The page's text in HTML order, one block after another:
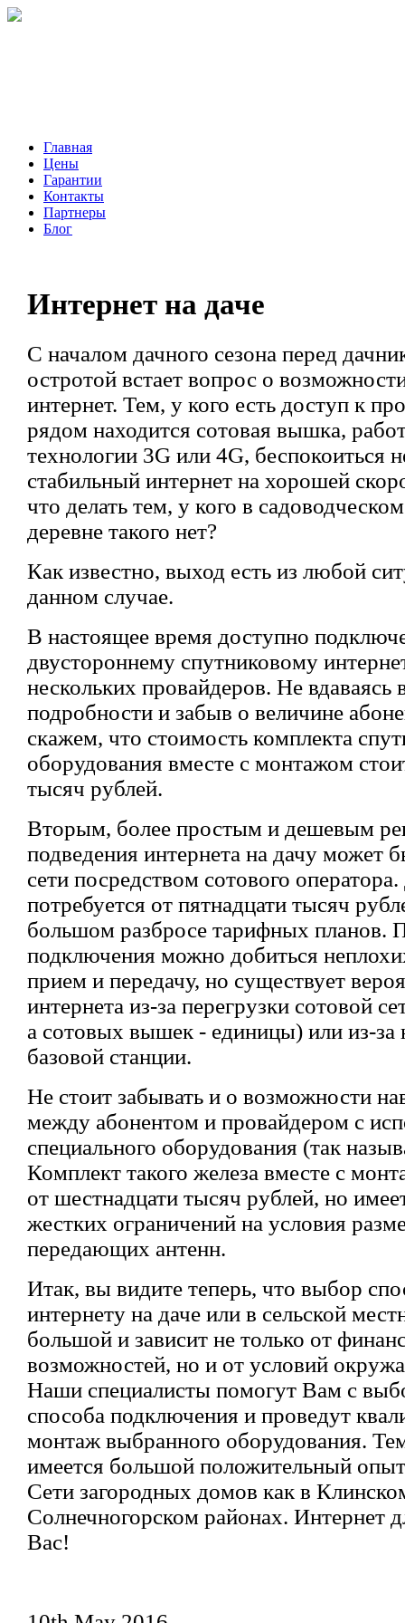
Главная
Цены
Гарантии
Контакты
Партнеры
Блог
Интернет на даче
С началом дачного сезона перед
остротой встает вопрос о
интернет. Тем, у кого есть доступ к
рядом находится сотовая вышка,
технологии 3G или 4G, беспокоиться
стабильный интернет на хорошей
что делать тем, у кого в
деревне такого нет?
Как известно, выход есть из любой
данном случае.
В настоящее время доступно
двустороннему спутниковому
нескольких провайдеров. Не вдаваясь
подробности и забыв о величине
скажем, что стоимость комплекта
оборудования вместе с монтажом
тысяч рублей.
Вторым, более простым и дешевым
подведения интернета на дачу может
сети посредством сотового
потребуется от пятнадцати тысяч
большом разбросе тарифных планов.
подключения можно добиться
прием и передачу, но существует
интернета из-за перегрузки сотовой
а сотовых вышек - единицы) или из-за
базовой станции.
Не стоит забывать и о возможности
между абонентом и провайдером с
специального оборудования (так
Комплект такого железа вместе с
от шестнадцати тысяч рублей, но
жестких ограничений на условия
передающих антенн.
Итак, вы видите теперь, что выбор
интернету на даче или в сельской
большой и зависит не только от
возможностей, но и от условий
Наши специалисты помогут Вам с
способа подключения и проведут
монтаж выбранного оборудования.
имеется большой положительный
Сети загородных домов как в
Солнечногорском районах. Интернет
Вас!